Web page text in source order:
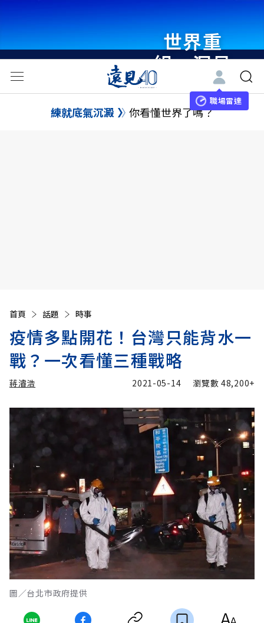
世界重
組・洞見
未來 與
世界領袖
職場雷達
練就底氣沉澱 你看懂世界了嗎？
首頁 話題 時事
疫情多點開花！台灣只能背水一
戰？一次看懂三種戰略
蔣濬浩 2021-05-14 瀏覽數48,200+
圖／台北市政府提供